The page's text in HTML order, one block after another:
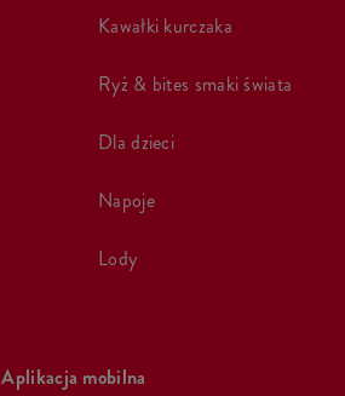
kawałki kurczaka
ryż & bites smaki świata
dla dzieci
napoje
lody
Aplikacja mobilna